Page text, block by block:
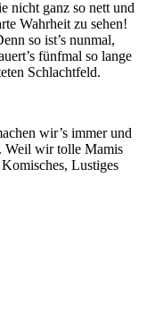
nicht ganz so nett und
Wahrheit zu sehen!
so ist’s nunmal,
fünfmal so lange
Schlachtfeld.
wir’s immer und
Weil wir tolle Mamis
Lustiges